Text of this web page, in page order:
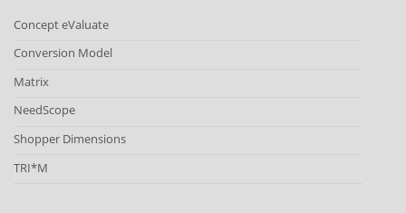
Concept eValuate
Conversion Model
Matrix
NeedScope
Shopper Dimensions
TRI*M